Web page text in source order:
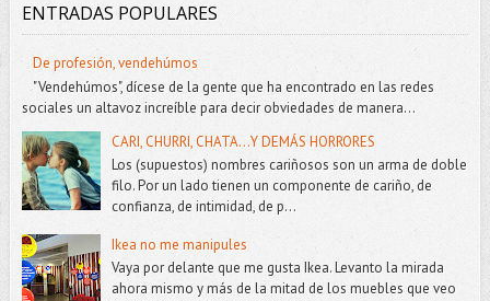
ENTRADAS POPULARES
De profesión, vendehúmos
"Vendehúmos", dícese de la gente que ha encontrado en las redes
sociales un altavoz increíble para decir obviedades de manera...
CARI, CHURRI, CHATA...Y DEMÁS HORRORES
Los (supuestos) nombres cariñosos son un arma de doble
filo. Por un lado tienen un componente de cariño, de
confianza, de intimidad, de p...
Ikea no me manipules
Vaya por delante que me gusta Ikea. Levanto la mirada
ahora mismo y más de la mitad de los muebles que veo